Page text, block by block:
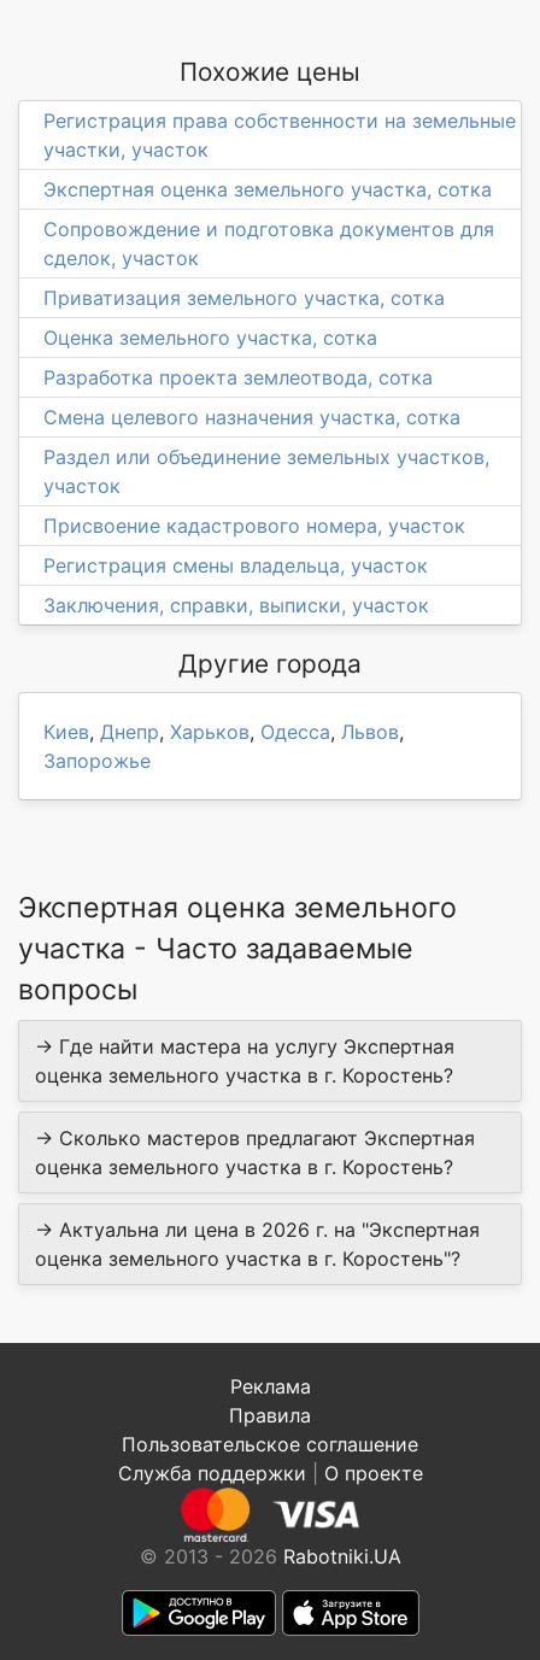
Похожие цены
Регистрация права собственности на земельные
участки, участок
Экспертная оценка земельного участка, сотка
Сопровождение и подготовка документов для
сделок, участок
Приватизация земельного участка, сотка
Оценка земельного участка, сотка
Разработка проекта землеотвода, сотка
Смена целевого назначения участка, сотка
Раздел или объединение земельных участков,
участок
Присвоение кадастрового номера, участок
Регистрация смены владельца, участок
Заключения, справки, выписки, участок
Другие города
Киев, Днепр, Харьков, Одесса, Львов,
Запорожье
Экспертная оценка земельного
участка - Часто задаваемые
вопросы
→ Где найти мастера на услугу Экспертная
оценка земельного участка в г. Коростень?
→ Сколько мастеров предлагают Экспертная
оценка земельного участка в г. Коростень?
→ Актуальна ли цена в 2026 г. на "Экспертная
оценка земельного участка в г. Коростень"?
Реклама
Правила
Пользовательское соглашение
Служба поддержки
О проекте
© 2013 - 2026 Rabotniki.UA